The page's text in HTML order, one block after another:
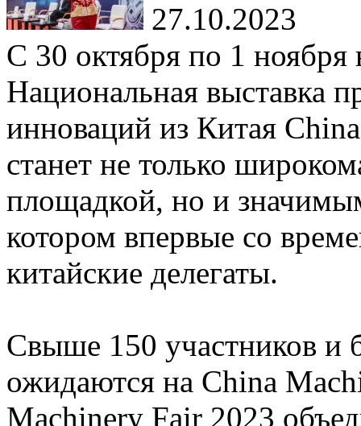
27.10.2023
С 30 октября по 1
Национальная выставка
инноваций из Китая
станет не только
площадкой, но и
котором впервые со
китайские делегаты.
Свыше 150 участников и
ожидаются на China
Machinery Fair 2023